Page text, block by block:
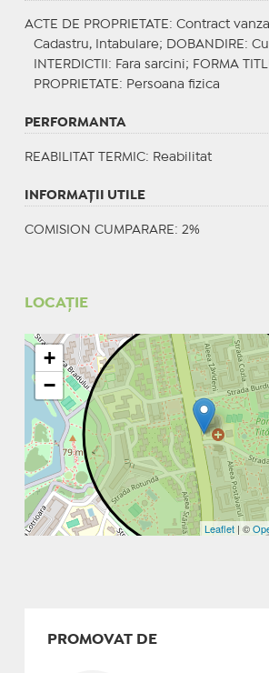
ACTE DE PROPRIETATE : Contract
Cadastru, Intabulare;
DOBANDIRE :
INTERDICTII : Fara sarcini; FORMA
PROPRIETATE : Persoana fizica
PERFORMANTA
REABILITAT TERMIC: Reabilitat
INFORMAŢII UTILE
COMISION CUMPARARE: 2%
LOCAȚIE
+
−
Leaflet | ©
PROMOVAT DE